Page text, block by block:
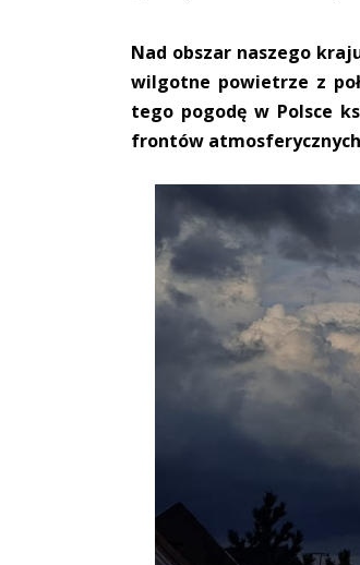
Nad obszar naszego
wilgotne powietrze z
tego pogodę w Polsce
frontów